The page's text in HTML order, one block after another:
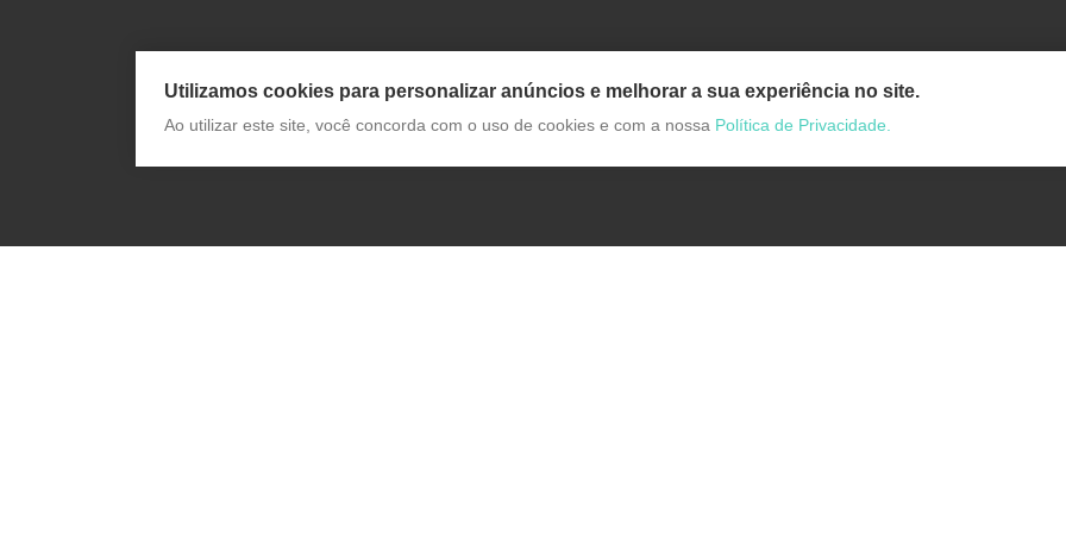
Utilizamos cookies para personalizar anúncios e melhorar a sua experiência no site.
Ao utilizar este site, você concorda com o uso de cookies e com a nossa Política de Privacidade.